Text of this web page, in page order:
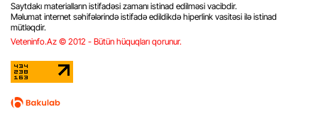
Saytdakı materialların istifadəsi zamanı istinad edilməsi vacibdir.
Məlumat internet səhifələrində istifadə edildikdə hiperlink vasitəsi ilə istinad
mütləqdir.
Veteninfo.Az © 2012 - Bütün hüquqları qorunur.